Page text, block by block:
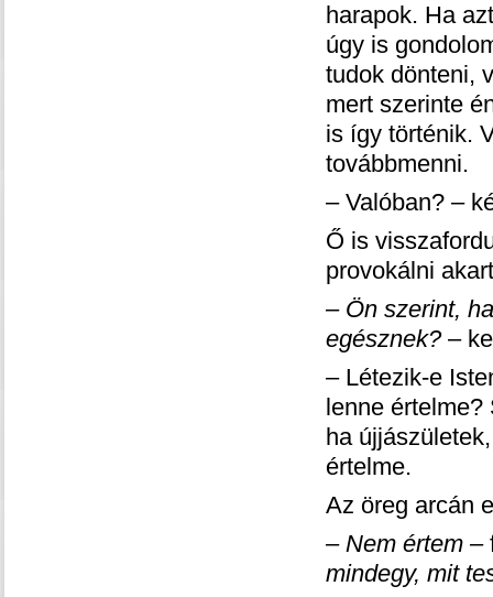
harapok. Ha
úgy is
tudok dönteni,
mert szerinte
is így történik.
továbbmenni.
– Valóban? –
Ő is
provokálni
– Ön szerint,
egésznek?–
– Létezik-e
lenne értelme?
ha
értelme.
Az öreg arcán
– Nem értem –
mindegy, mit